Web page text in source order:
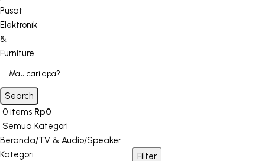
Search
0 items Rp0
Semua Kategori
Beranda TV & Audio Speaker
Kategori
Filter